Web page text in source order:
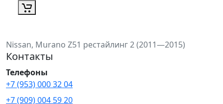
Nissan, Murano Z51 рестайлинг 2 (2011—2015)
Контакты
Телефоны
+7 (953) 000 32 04
+7 (909) 004 59 20